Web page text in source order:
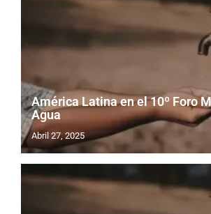
América Latina en el 10º Foro
Agua
Abril 27, 2025